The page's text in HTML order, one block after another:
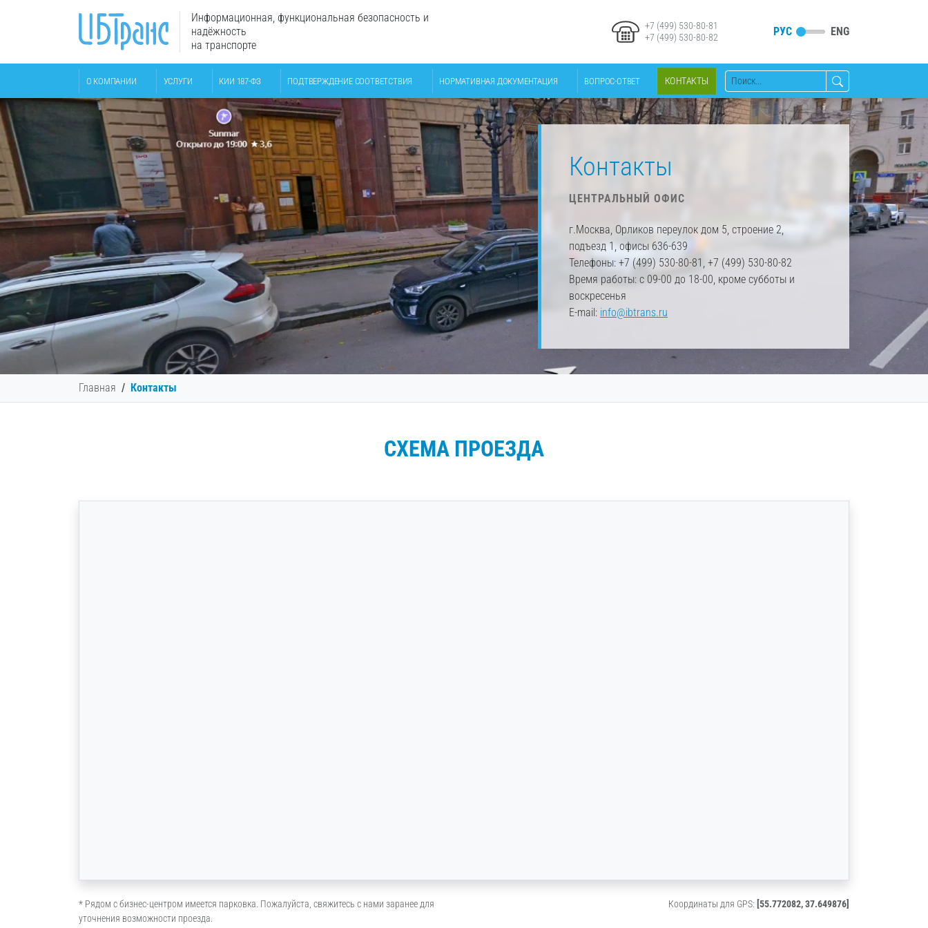
Информационная, функциональная безопасность и
надёжность
на транспорте
+7 (499) 530-80-81
+7 (499) 530-80-82
РУС ENG
О КОМПАНИИ УСЛУГИ КИИ 187-ФЗ ПОДТВЕРЖДЕНИЕ СООТВЕТСТВИЯ НОРМАТИВНАЯ ДОКУМЕНТАЦИЯ ВОПРОС-ОТВЕТ КОНТАКТЫ
Контакты
ЦЕНТРАЛЬНЫЙ ОФИС
г.Москва, Орликов переулок дом 5, строение 2,
подъезд 1, офисы 636-639
Телефоны: +7 (499) 530-80-81, +7 (499) 530-80-82
Время работы: с 09-00 до 18-00, кроме субботы и
воскресенья
E-mail: info@ibtrans.ru
Главная Контакты
СХЕМА ПРОЕЗДА
* Рядом с бизнес-центром имеется парковка. Пожалуйста, свяжитесь с нами заранее для
уточнения возможности проезда.
Координаты для GPS: [55.772082, 37.649876]